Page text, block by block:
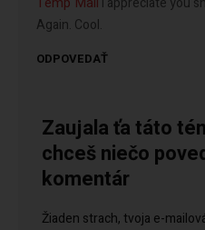
Again. Cool.
ODPOVEDAŤ
Zaujala ťa táto
chceš niečo
komentár
Žiaden strach, tvoja e-